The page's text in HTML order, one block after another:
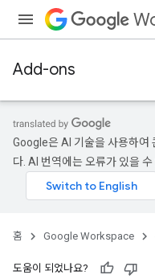
Add-ons
Google은 AI 기술을 사용하여
다. AI 번역에는 오류가 있을 수
홈 Google Workspace
도움이 되었나요?